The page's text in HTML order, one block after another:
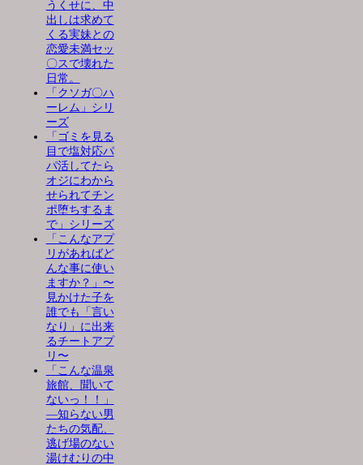
うくせに、中
出しは求めて
くる実妹との
恋愛未満セッ
〇スで壊れた
日常。
「クソガ〇ハ
ーレム」シリ
ーズ
「ゴミを見る
目で塩対応パ
パ活してたら
オジにわから
せられてチン
ポ堕ちするま
で」シリーズ
「こんなアプ
リがあればど
んな事に使い
ますか？」〜
見かけた子を
誰でも「言い
なり」に出来
るチートアプ
リ〜
「こんな温泉
旅館、聞いて
ないっ！！」
―知らない男
たちの気配、
逃げ場のない
湯けむりの中